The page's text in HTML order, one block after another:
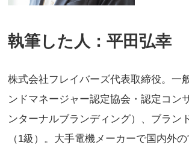
執筆した人：平田弘幸
株式会社フレイバーズ代表取締役。一
ンドマネージャー認定協会・認定コン
ンターナルブランディング）、ブラン
（1級）。大手電機メーカーで国内外